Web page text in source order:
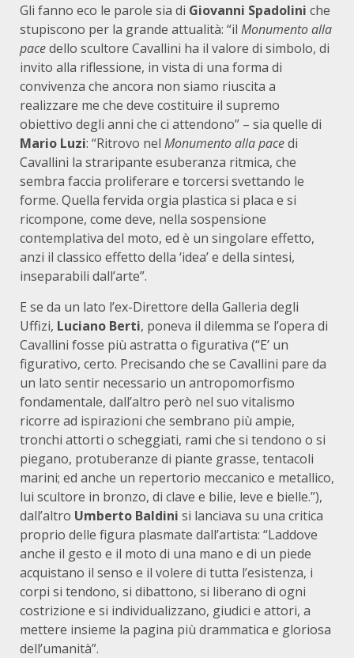
Gli fanno eco le parole sia di Giovanni Spadolini che
stupiscono per la grande attualità: “il Monumento alla
pacedello scultore Cavallini ha il valore di simbolo, di
invito alla riflessione, in vista di una forma di
convivenza che ancora non siamo riuscita a
realizzare me che deve costituire il supremo
obiettivo degli anni che ci attendono” – sia quelle di
Mario Luzi: “Ritrovo nel Monumento alla pacedi
Cavallini la straripante esuberanza ritmica, che
sembra faccia proliferare e torcersi svettando le
forme. Quella fervida orgia plastica si placa e si
ricompone, come deve, nella sospensione
contemplativa del moto, ed è un singolare effetto,
anzi il classico effetto della ‘idea’ e della sintesi,
inseparabili dall’arte”.
E se da un lato l’ex-Direttore della Galleria degli
Uffizi, Luciano Berti, poneva il dilemma se l’opera di
Cavallini fosse più astratta o figurativa (“E’ un
figurativo, certo. Precisando che se Cavallini pare da
un lato sentir necessario un antropomorfismo
fondamentale, dall’altro però nel suo vitalismo
ricorre ad ispirazioni che sembrano più ampie,
tronchi attorti o scheggiati, rami che si tendono o si
piegano, protuberanze di piante grasse, tentacoli
marini; ed anche un repertorio meccanico e metallico,
lui scultore in bronzo, di clave e bilie, leve e bielle.”),
dall’altro Umberto Baldini si lanciava su una critica
proprio delle figura plasmate dall’artista: “Laddove
anche il gesto e il moto di una mano e di un piede
acquistano il senso e il volere di tutta l’esistenza, i
corpi si tendono, si dibattono, si liberano di ogni
costrizione e si individualizzano, giudici e attori, a
mettere insieme la pagina più drammatica e gloriosa
dell’umanità”.